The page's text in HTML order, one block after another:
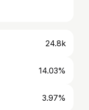
24.8k
14.03%
3.97%